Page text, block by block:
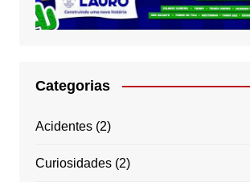
Categorias
Acidentes(2)
Curiosidades(2)